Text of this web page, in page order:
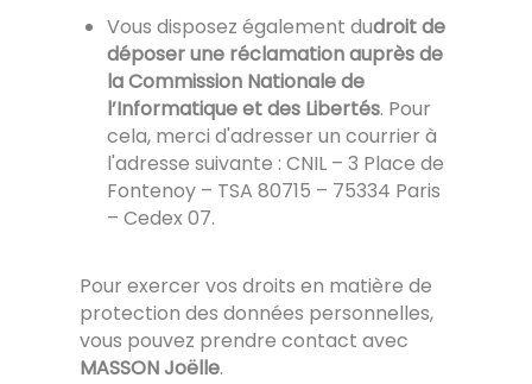
Vous disposez également dudroit de
déposer une réclamation auprès de
la Commission Nationale de
l’Informatique et des Libertés. Pour
cela, merci d'adresser un courrier à
l'adresse suivante : CNIL – 3 Place de
Fontenoy – TSA 80715 – 75334 Paris
– Cedex 07.
Pour exercer vos droits en matière de
protection des données personnelles,
vous pouvez prendre contact avec
MASSON Joëlle.